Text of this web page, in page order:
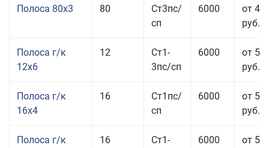
Полоса 80x3 80
Ст3пс/
сп
6000
от 47
руб.
Полоса г/к
12x6
12
Ст1-
3пс/сп
6000
от 52
руб.
Полоса г/к
16x4
16
Ст1пс/
сп
6000
от 53
руб.
Полоса г/к
16
Ст1-
6000
от 57